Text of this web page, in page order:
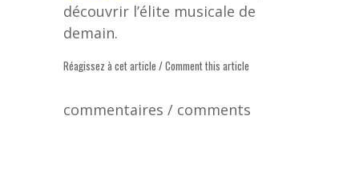
découvrir l’élite musicale de
demain.
Réagissez à cet article / Comment this article
commentaires / comments